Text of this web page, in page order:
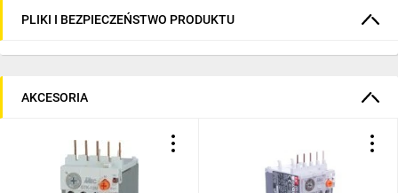
PLIKI I BEZPIECZEŃSTWO PRODUKTU
AKCESORIA